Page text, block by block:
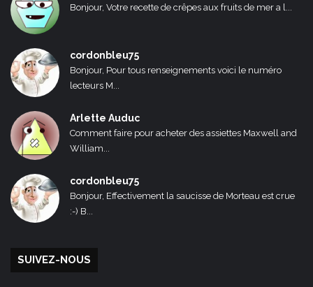
Bonjour, Votre recette de crêpes aux fruits de mer a l...
cordonbleu75
Bonjour, Pour tous renseignements voici le numéro
lecteurs M...
Arlette Auduc
Comment faire pour acheter des assiettes Maxwell and
William...
cordonbleu75
Bonjour, Effectivement la saucisse de Morteau est crue
:-) B...
SUIVEZ-NOUS